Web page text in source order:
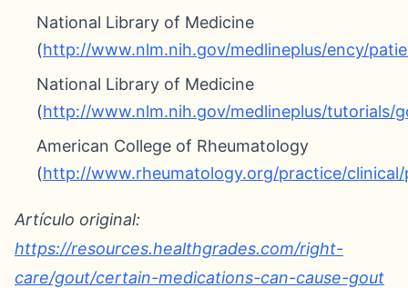
National Library of Medicine
(http://www.nlm.nih.gov/medlineplus/ency/
National Library of Medicine
(http://www.nlm.nih.gov/medlineplus/tutorials/
American College of Rheumatology
(http://www.rheumatology.org/practice/
Artículo original:
https://resources.healthgrades.com/right-
care/gout/certain-medications-can-cause-gout